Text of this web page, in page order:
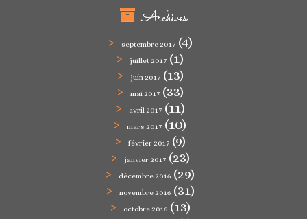
Archives
septembre 2017(4)
juillet 2017 (1)
juin 2017(13)
mai 2017(33)
avril 2017(11)
mars 2017 (10)
février 2017(9)
janvier 2017(23)
décembre 2016 (29)
novembre 2016(31)
octobre 2016(13)